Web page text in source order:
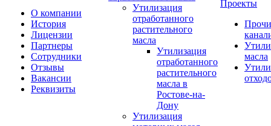
О компании
История
Лицензии
Партнеры
Сотрудники
Отзывы
Вакансии
Реквизиты
Утилизация
отработанного
растительного
масла
Утилизация
отработанного
растительного
масла в
Ростове-на-
Дону
Утилизация
Проекты
масла